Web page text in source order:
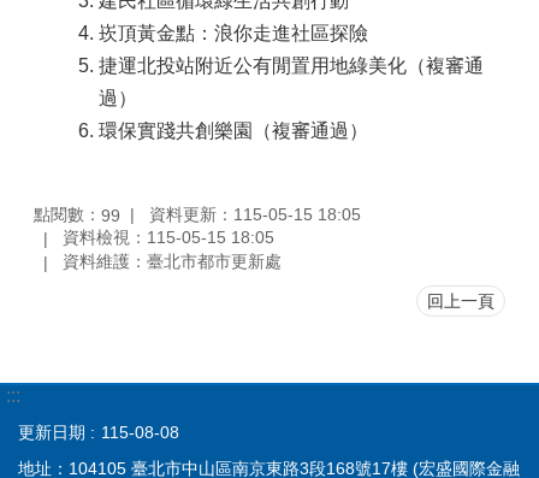
崁頂黃金點：浪你走進社區探險
捷運北投站附近公有閒置用地綠美化（複審通
過）
環保實踐共創樂園（複審通過）
點閱數： 99
資料更新：115-05-15 18:05
資料檢視：115-05-15 18:05
資料維護：臺北市都市更新處
回上一頁
:::
更新日期
115-08-08
地址：104105 臺北市中山區南京東路3段168號17樓 (宏盛國際金融